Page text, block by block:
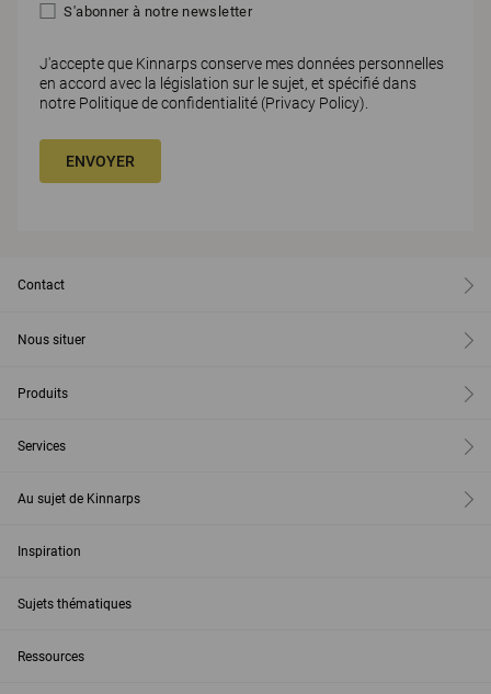
S'abonner à notre newsletter
J'accepte que Kinnarps conserve mes données personnelles
en accord avec la législation sur le sujet, et spécifié dans
notre Politique de confidentialité (Privacy Policy)
ENVOYER
Contact
Nous situer
Produits
Services
Au sujet de Kinnarps
Inspiration
Sujets thématiques
Ressources